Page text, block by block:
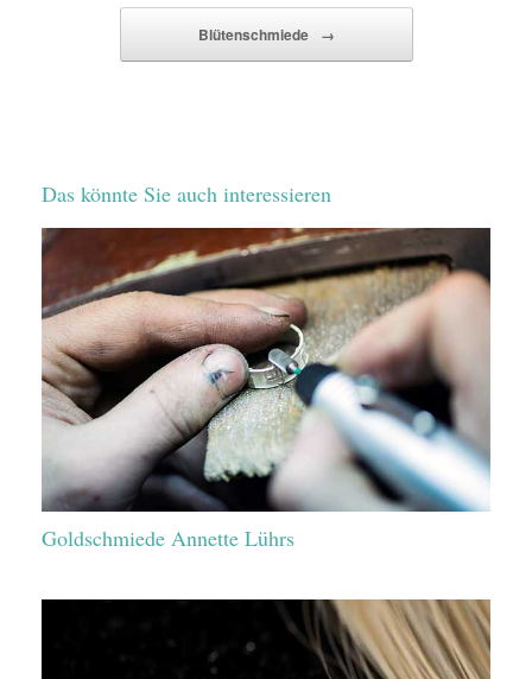
Blütenschmiede →
Das könnte Sie auch interessieren
Goldschmiede Annette Lührs